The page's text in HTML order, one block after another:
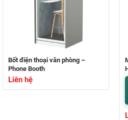
Bốt điện thoại văn phòng –
Phone Booth
Liên hệ